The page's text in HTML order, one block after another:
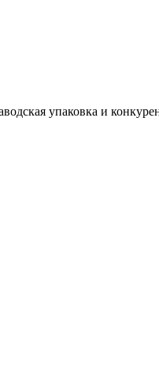
упаковка и